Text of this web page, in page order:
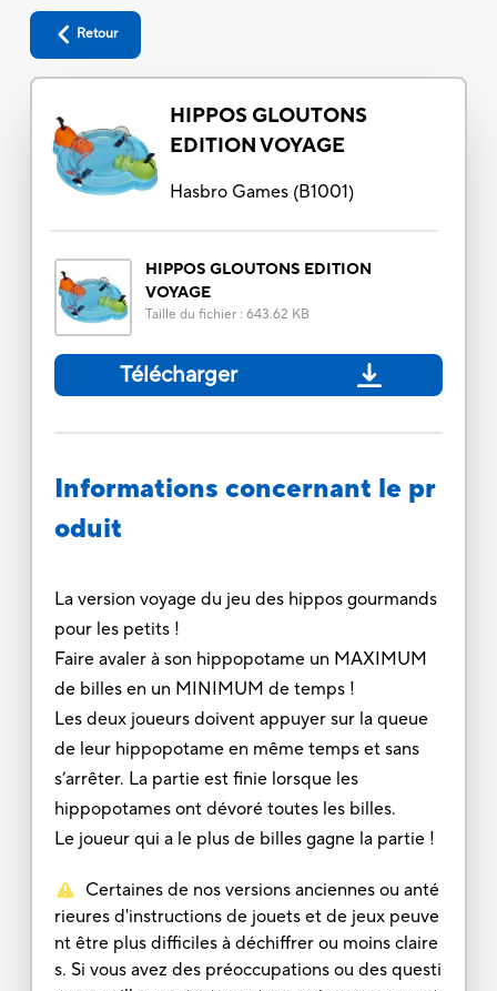
Retour
HIPPOS GLOUTONS
EDITION VOYAGE
Hasbro Games(B1001)
HIPPOS GLOUTONS EDITION
VOYAGE
Taille du fichier: 643.62 KB
Télécharger
Informations concernant le pr
oduit
La version voyage du jeu des hippos gourmands
pour les petits !
Faire avaler à son hippopotame un MAXIMUM
de billes en un MINIMUM de temps !
Les deux joueurs doivent appuyer sur la queue
de leur hippopotame en même temps et sans
s’arrêter. La partie est finie lorsque les
hippopotames ont dévoré toutes les billes.
Le joueur qui a le plus de billes gagne la partie !
Certaines de nos versions anciennes ou anté
rieures d'instructions de jouets et de jeux peuve
nt être plus difficiles à déchiffrer ou moins claire
s. Si vous avez des préoccupations ou des questi